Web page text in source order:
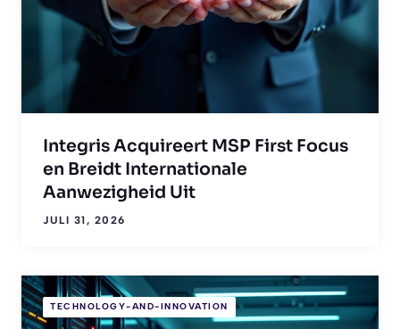
Integris Acquireert MSP First Focus
en Breidt Internationale
Aanwezigheid Uit
JULI 31, 2026
TECHNOLOGY-AND-INNOVATION